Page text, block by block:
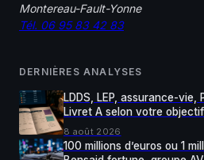
Montereau-Fault-Yonne
Tél. 06 95 83 42 83
DERNIÈRES ANALYSES
LDDS, LEP, assurance-
Livret A selon votre
8 août 2026
100 millions d’euros ou 1